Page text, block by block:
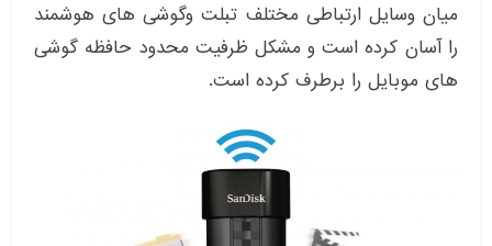
میان وسایل ارتباطی مختلف تبلت وگوشی های هوشمند
را آسان کرده است و مشکل ظرفیت محدود حافظه‌ گوشی
های موبایل را برطرف کرده است.